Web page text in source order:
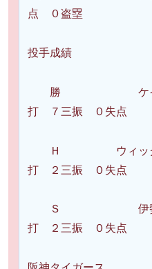
点 ０盗塁
投手成績
勝 ケイ ７
打 ７三振 ０失点
Ｈ ウィック
打 ２三振 ０失点
Ｓ 伊勢 １
打 ２三振 ０失点